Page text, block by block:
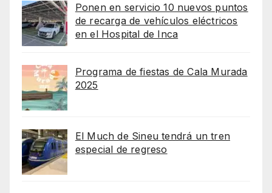
Ponen en servicio 10 nuevos puntos
de recarga de vehículos eléctricos
en el Hospital de Inca
Programa de fiestas de Cala Murada
2025
El Much de Sineu tendrá un tren
especial de regreso